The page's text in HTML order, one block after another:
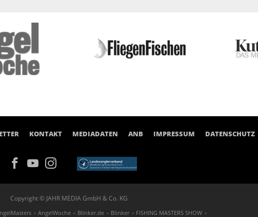
KONTAKT MEDIADATEN ANB IMPRESSUM DATENSCHUTZ
Copyright © JAHR MEDIA GmbH & Co. KG
AngelWoche Blinker.de Blinker FISHING MASTERS SHOW